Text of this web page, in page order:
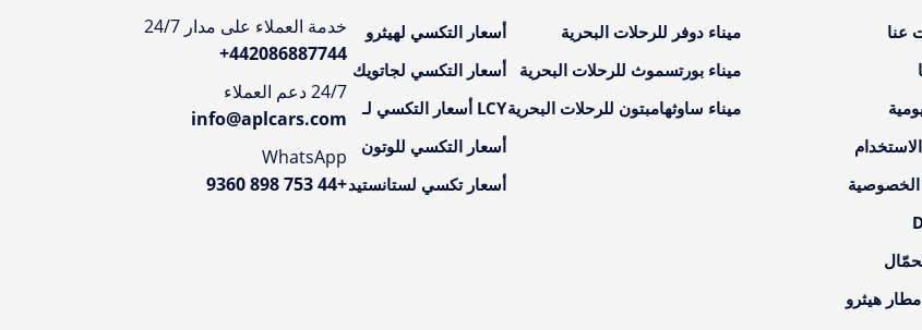
عنا
هيثرو
ميناء دوفر للرحلات البحرية
ميناء بورتسموث للرحلات البحرية
ميناء ساوثهامبتون للرحلات البحرية
أسعار التكسي لهيثرو
أسعار التكسي لجاتويك
LCY أسعار التكسي لـ
أسعار التكسي للوتون
أسعار تكسي لستانستيد
خدمة العملاء على مدار 24/7
+442086887744
24/7 دعم العملاء
info@aplcars.com
WhatsApp
+44 753 898 9360